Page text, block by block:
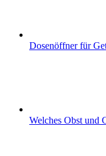
Dosenöffner für
Welches Obst und